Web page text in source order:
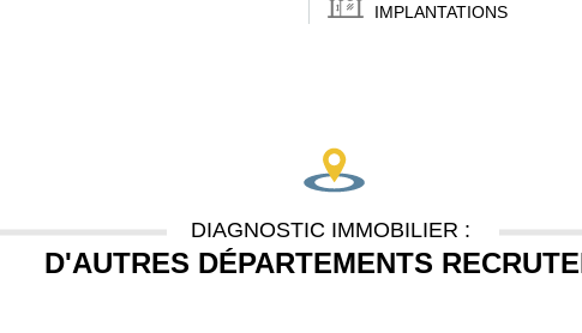
IMPLANTATIONS
DIAGNOSTIC IMMOBILIER :
D'AUTRES DÉPARTEMENTS